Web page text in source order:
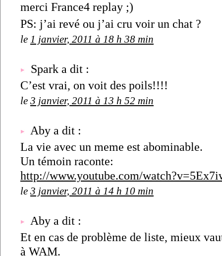
merci France4 replay ;)
PS: j’ai revé ou j’ai cru voir un chat ?
le 1 janvier, 2011 à 18 h 38 min
Spark a dit :
C’est vrai, on voit des poils!!!!
le 3 janvier, 2011 à 13 h 52 min
Aby a dit :
La vie avec un meme est abominable.
Un témoin raconte:
http://www.youtube.com/
le 3 janvier, 2011 à 14 h 10 min
Aby a dit :
Et en cas de problème de liste, mieux
à WAM.